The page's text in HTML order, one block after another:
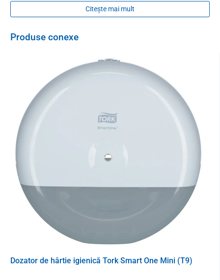
SmartCore
permite îndepărtarea rapidă și ușoară a centrului rolei
la reumplere.
Hârtia igienică Tork Smart One Mini este compatibilă cu
dozatoarele Tork Smart One Mini T9. În oferta noastră vei găsi
Parametri tehnici
Sistem T9 (472193)
Conținutul pachetului 12x 620 bucăți
Culoare
Citește mai mult
Produse conexe
Dozator de hârtie igienică Tork Smart One Mini (T9)